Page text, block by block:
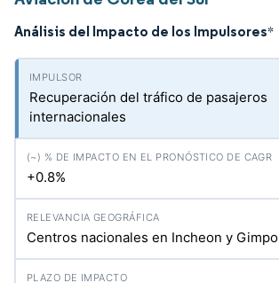
Análisis del Impacto de los Impulsores*
Recuperación del tráfico de pasajeros
internacionales
+0.8%
Centros nacionales en Incheon y Gimpo